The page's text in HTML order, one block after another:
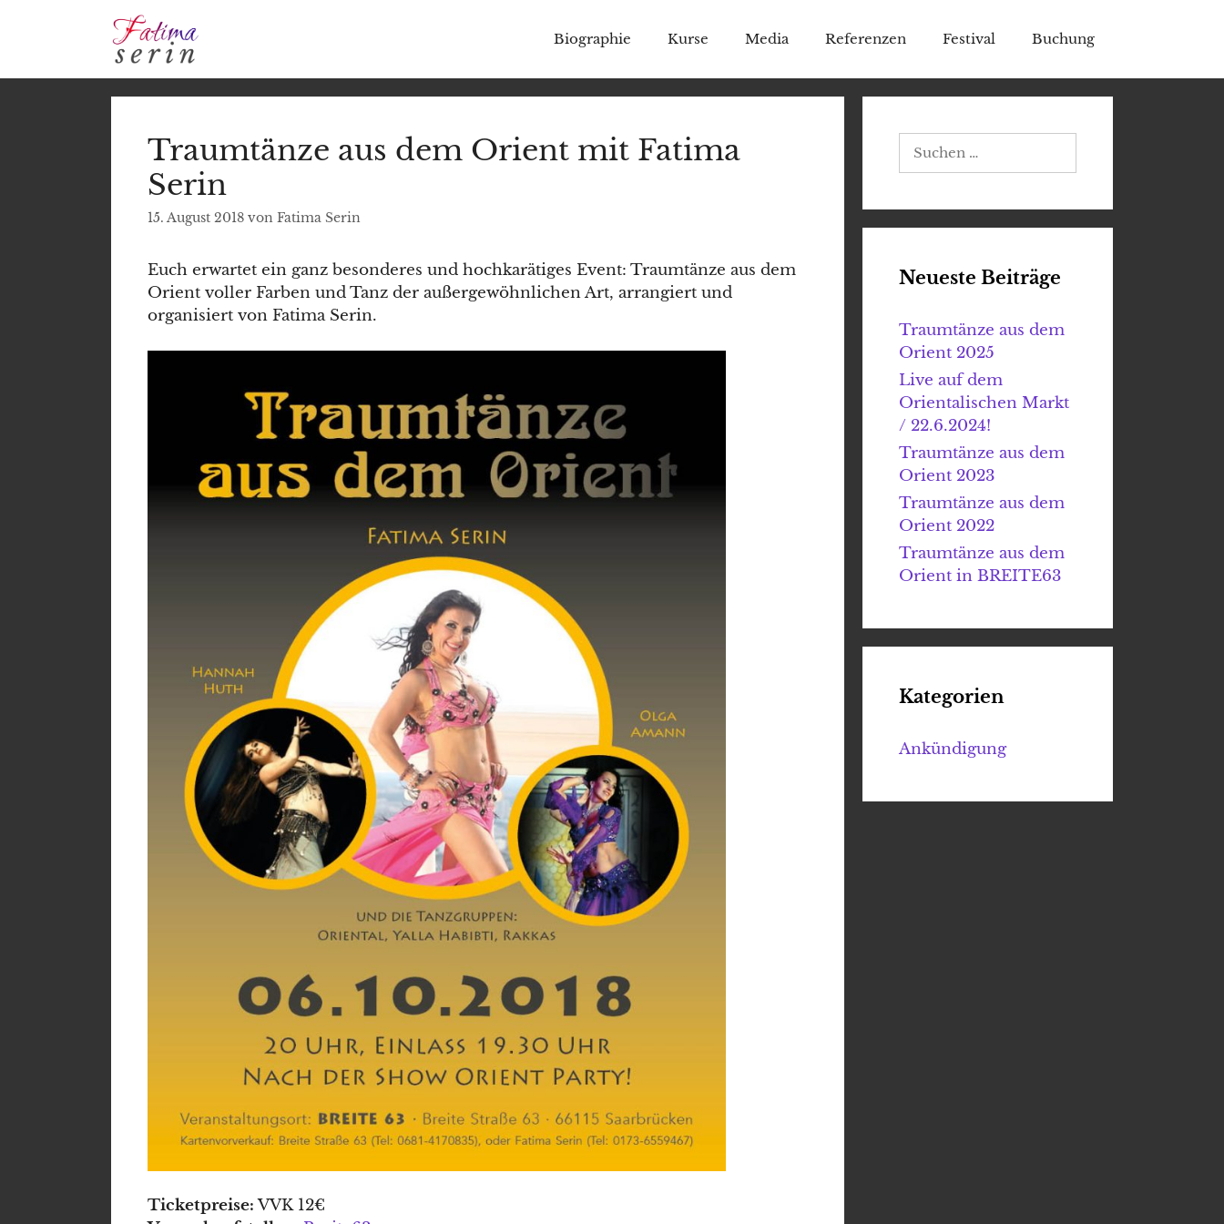
Biographie Kurse Media Referenzen Festival Buchung
Traumtänze aus dem Orient mit Fatima
Serin
15. August 2018 von Fatima Serin
Euch erwartet ein ganz besonderes und hochkarätiges Event: Traumtänze aus dem
Orient voller Farben und Tanz der außergewöhnlichen Art, arrangiert und
organisiert von Fatima Serin.
Ticketpreise:VVK 12€
Suchen
Neueste Beiträge
Traumtänze aus dem
Orient 2025
Live auf dem
Orientalischen Markt
/ 22.6.2024!
Traumtänze aus dem
Orient 2023
Traumtänze aus dem
Orient 2022
Traumtänze aus dem
Orient in BREITE63
Kategorien
Ankündigung